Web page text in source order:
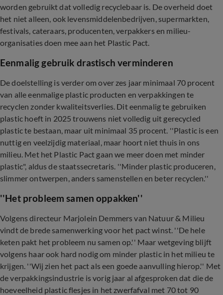
worden gebruikt dat volledig recyclebaar is. De overheid doet
het niet alleen, ook levensmiddelenbedrijven, supermarkten,
festivals, cateraars, producenten, verpakkers en milieu-
organisaties doen mee aan het Plastic Pact.
Eenmalig gebruik drastisch verminderen
De doelstelling is verder om over zes jaar minimaal 70 procent
van alle eenmalige plastic producten en verpakkingen te
recyclen zonder kwaliteitsverlies. Dit eenmalig te gebruiken
plastic hoeft in 2025 trouwens niet volledig uit gerecycled
plastic te bestaan, maar uit minimaal 35 procent. ''Plastic is een
nuttig en veelzijdig materiaal, maar hoort niet thuis in ons
milieu. Met het Plastic Pact gaan we meer doen met minder
plastic", aldus de staatssecretaris. ''Minder plastic produceren,
slimmer ontwerpen, anders samenstellen en beter recyclen.''
''Het probleem samen oppakken''
Volgens directeur Marjolein Demmers van Natuur & Milieu
vindt de brede samenwerking voor het pact winst. ''De hele
keten pakt het probleem nu samen op.'' Maar wetgeving blijft
volgens haar ook hard nodig om minder plastic in het milieu te
krijgen. ''Wij zien het pact als een goede aanvulling hierop.'' Met
de verpakkingsindustrie is vorig jaar al afgesproken dat die de
hoeveelheid plastic flesjes in het zwerfafval met 70 tot 90